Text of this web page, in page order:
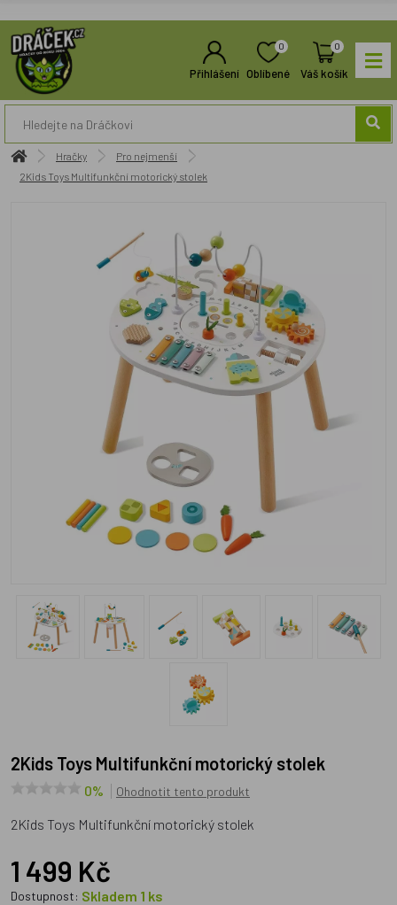
Přihlášení
0
Oblíbené
0
Váš košík
Hračky
Pro nejmenší
2Kids Toys Multifunkční motorický stolek
2Kids Toys Multifunkční motorický stolek
0% Ohodnotit tento produkt
2Kids Toys Multifunkční motorický stolek
1 499 Kč
Dostupnost: Skladem 1 ks